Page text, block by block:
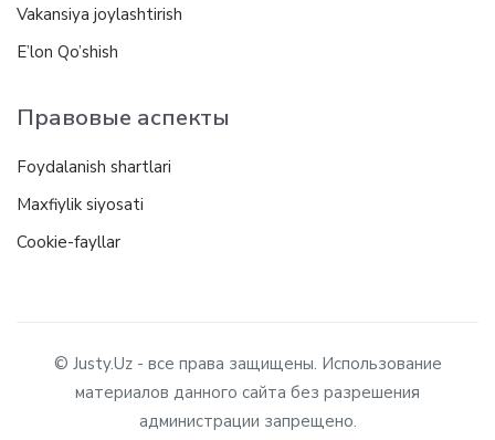
Vakansiya joylashtirish
E’lon Qo’shish
Правовые аспекты
Foydalanish shartlari
Maxfiylik siyosati
Cookie-fayllar
© Justy.Uz - все права защищены. Использование
материалов данного сайта без разрешения
администрации запрещено.